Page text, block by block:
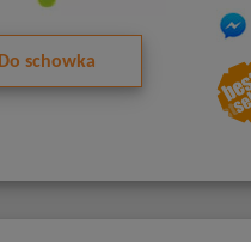
Do schowka